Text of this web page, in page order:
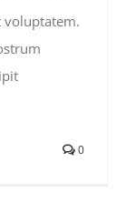
voluptatem.
0